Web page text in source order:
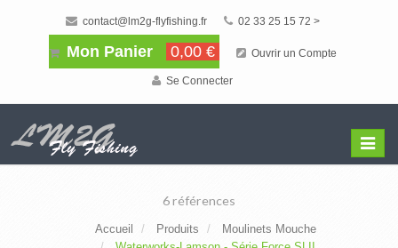
contact@lm2g-flyfishing.fr 02 33 25 15 72 >
Mon Panier 0,00 € Ouvrir un Compte
Se Connecter
Menu
6 références
Accueil Produits
Moulinets Mouche